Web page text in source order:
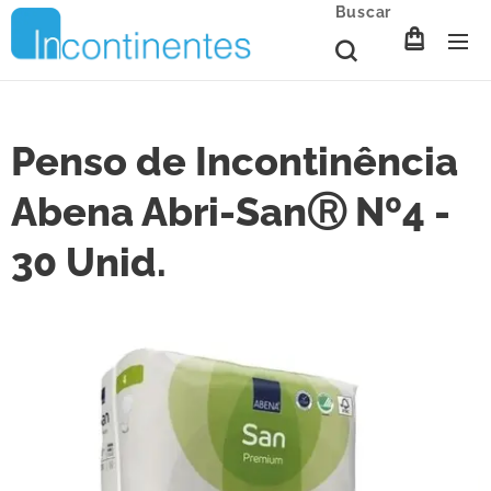
Buscar
Penso de Incontinência
Abena Abri-SanⓇ Nº4 -
30 Unid.